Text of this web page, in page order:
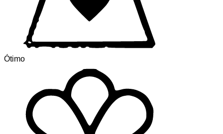
Ótimo